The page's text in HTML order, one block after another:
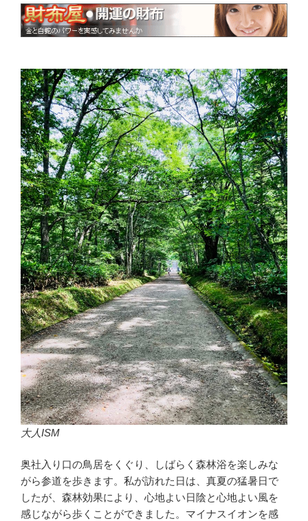
大人ISM
奥社入り口の鳥居をくぐり、しばらく森林浴を楽しみな
がら参道を歩きます。私が訪れた日は、真夏の猛暑日で
したが、森林効果により、心地よい日陰と心地よい風を
感じながら歩くことができました。マイナスイオンを感